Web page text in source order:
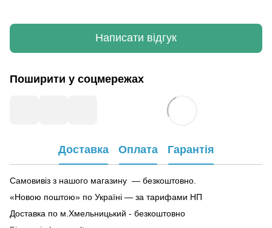
Написати відгук
Поширити у соцмережах
Доставка Оплата Гарантія
Самовивіз з нашого магазину — безкоштовно.
«Новою поштою» по Україні — за тарифами НП
Доставка по м.Хмельницький - безкоштовно